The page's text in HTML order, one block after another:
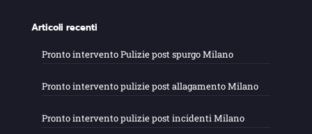
Articoli recenti
Pronto intervento Pulizie post spurgo Milano
Pronto intervento pulizie post allagamento Milano
Pronto intervento pulizie post incidenti Milano